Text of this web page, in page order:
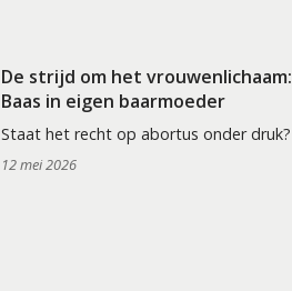
De strijd om het vrouwenlichaam:
Baas in eigen baarmoeder
Staat het recht op abortus onder druk?
12 mei 2026